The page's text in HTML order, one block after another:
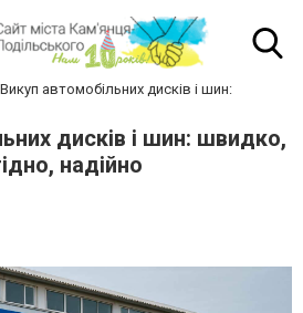
Викуп автомобільних дисків і шин:
дисків і шин: швидко,
надійно